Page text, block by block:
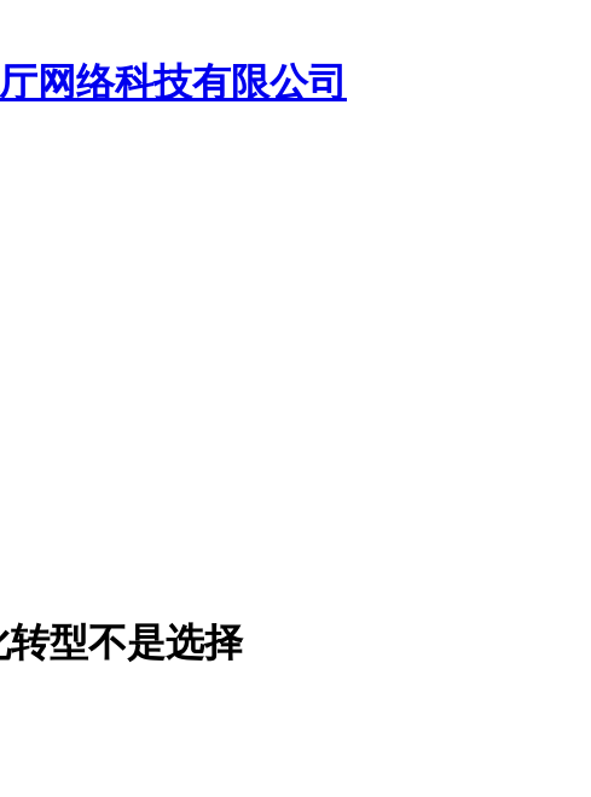
型不是选择